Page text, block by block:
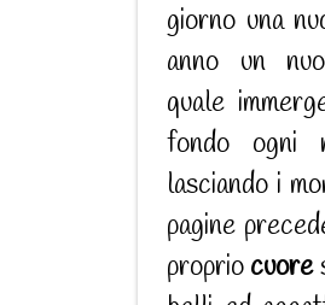
giorno una
anno un
quale
fondo ogni
lasciando i
pagine
proprio cuore